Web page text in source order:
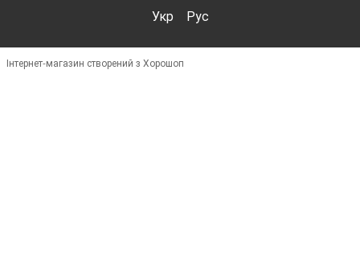
Укр Рус
Інтернет-магазин створений з Хорошоп